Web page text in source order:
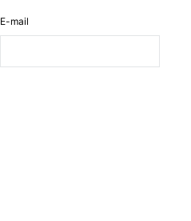
E-mail